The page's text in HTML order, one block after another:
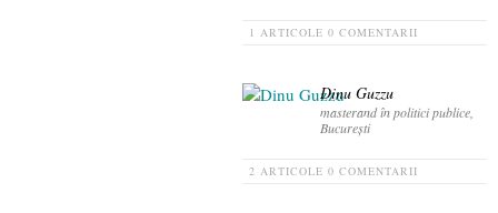
1 ARTICOLE 0 COMENTARII
Dinu Guzzu
masterand în politici publice,
București
2 ARTICOLE 0 COMENTARII